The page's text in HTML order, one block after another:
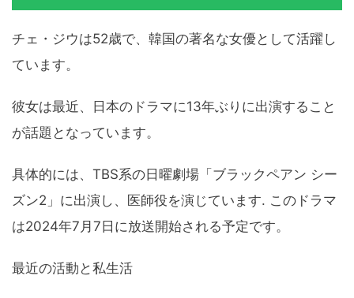
チェ・ジウは52歳で、韓国の著名な女優として活躍し
ています。
彼女は最近、日本のドラマに13年ぶりに出演すること
が話題となっています。
具体的には、TBS系の日曜劇場「ブラックペアン シー
ズン2」に出演し、医師役を演じています. このドラマ
は2024年7月7日に放送開始される予定です。
最近の活動と私生活